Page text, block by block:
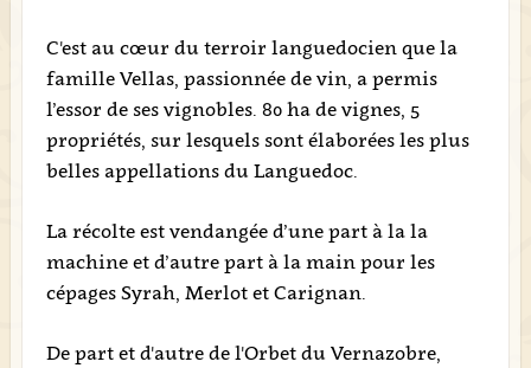
C'est au cœur du terroir languedocien que la
famille Vellas, passionnée de vin, a permis
l’essor de ses vignobles. 80 ha de vignes, 5
propriétés, sur lesquels sont élaborées les plus
belles appellations du Languedoc.
La récolte est vendangée d’une part à la la
machine et d’autre part à la main pour les
cépages Syrah, Merlot et Carignan.
De part et d'autre de l'Orbet du Vernazobre,